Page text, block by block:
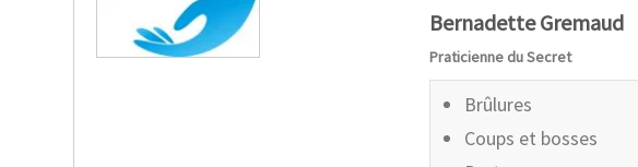
Bernadette Gremaud
Praticienne du Secret
Brûlures
Coups et bosses